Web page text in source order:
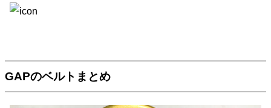
GAPのベルトまとめ